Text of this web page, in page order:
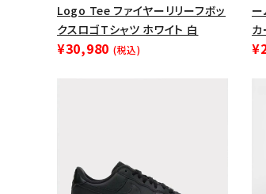
シーズンから探す
Logo Tee ファイヤーリリーフボッ
クスロゴTシャツ ホワイト 白
¥30,980 (税込)
ー
カ